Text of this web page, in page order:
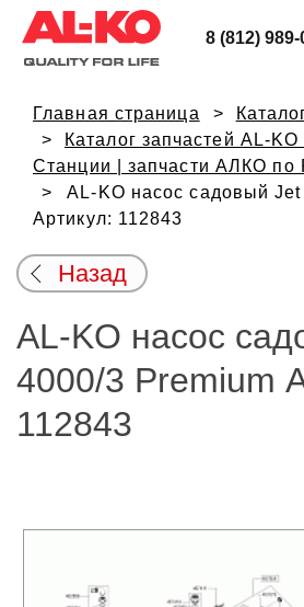
8 (812) 989-
Главная страница
Каталог запчастей AL-
Станции | запчасти АЛКО по
AL-KO насос садовый
Артикул: 112843
Назад
AL-KO насос
4000/3 Premium
112843